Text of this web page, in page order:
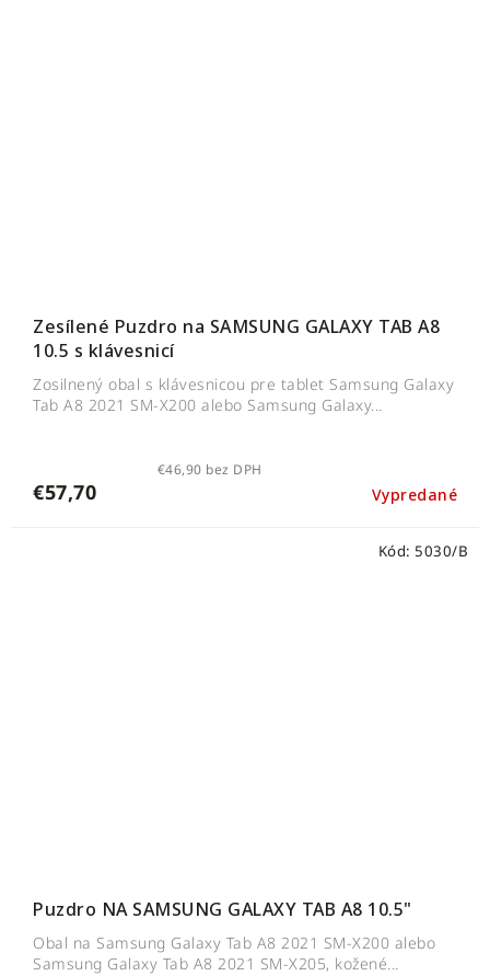
Zesílené Puzdro na SAMSUNG GALAXY TAB A8
10.5 s klávesnicí
Vypredané
€46,90 bez DPH
€57,70
Zosilnený obal s klávesnicou pre tablet Samsung Galaxy
Tab A8 2021 SM-X200 alebo Samsung Galaxy...
Puzdro NA SAMSUNG GALAXY TAB A8 10.5"
Obal na Samsung Galaxy Tab A8 2021 SM-X200 alebo
Samsung Galaxy Tab A8 2021 SM-X205, kožené...
Kód: 5030/B